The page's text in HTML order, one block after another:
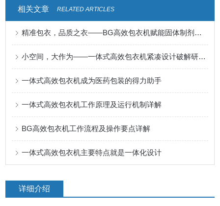
相关文章 RELATED ARTICLES
精准包衣，品质之衣——BG高效包衣机赋能固体制剂表面升华
小空间，大作为——一体式高效包衣机紧凑设计破解研发与小批量生产痛点
一体式高效包衣机成为医药包装的得力助手
一体式高效包衣机工作原理及运行机制详解
BG高效包衣机工作流程及操作要点详解
一体式高效包衣机主要特点就是一体化设计
详细介绍